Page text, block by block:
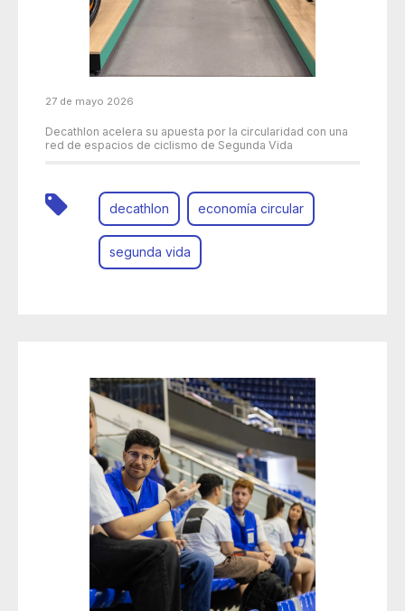
27 de mayo 2026
Decathlon acelera su apuesta por la circularidad con una
red de espacios de ciclismo de Segunda Vida
decathlon economía circular
segunda vida